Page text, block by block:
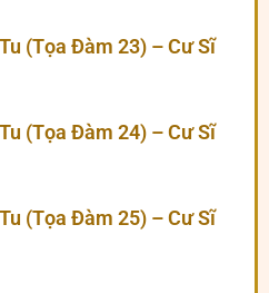
(Tọa Đàm 23) – Cư Sĩ
(Tọa Đàm 24) – Cư Sĩ
(Tọa Đàm 25) – Cư Sĩ